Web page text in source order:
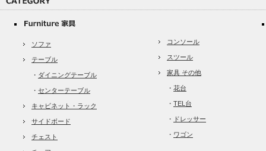
ソファ
テーブル
・ ダイニングテーブル
・ センターテーブル
キャビネット・ラック
サイドボード
チェスト
コンソール
スツール
家具 その他
・ 花台
・ TEL台
・ ドレッサー
・ ワゴン